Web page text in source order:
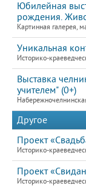
Юбилейная
рождения.
Картинная галерея,
Уникальная
Историко-
Выставка
учителем" (0+)
Другое
Проект
Историко-
Проект
Историко-